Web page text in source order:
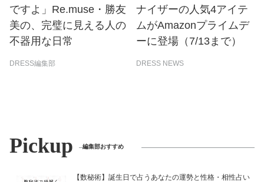
ですよ」Re.muse・勝友
美の、完璧に見える人の
不器用な日常
DRESS編集部
ナイザーの人気4アイテ
ムがAmazonプライムデ
ーに登場（7/13まで）
DRESS NEWS
Pickup 編集部おすすめ
【数秘術】誕生日で占うあなたの運勢と性格・相性占い